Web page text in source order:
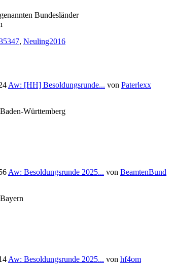
Bundesländer
, Neuling2016
Aw: [HH] Besoldungsrunde... von Paterlexx
Württemberg
Aw: Besoldungsrunde 2025... von BeamtenBund
Aw: Besoldungsrunde 2025... von hf4om